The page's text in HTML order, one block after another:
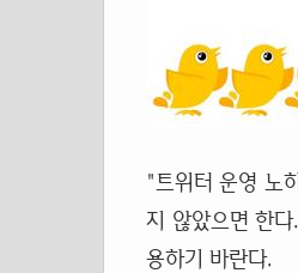
"트위터 운영 노
지 않았으면 한
용하기 바란다.